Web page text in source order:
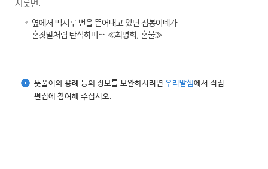
시룻번.
옆에서 떡시루번을뜯어내고 있던 점봉이네가
혼잣말처럼 탄식하며….≪최명희, 혼불≫
뜻풀이와 용례 등의 정보를 보완하시려면 우리말샘에서 직접
편집에 참여해 주십시오.